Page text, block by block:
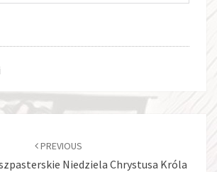
PREVIOUS
Niedziela Chrystusa Króla